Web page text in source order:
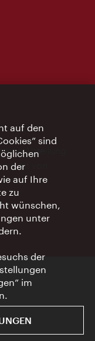
Abteilung
von
auf den
sind
der
auf Ihre
zu
wünschen,
unter
der
im